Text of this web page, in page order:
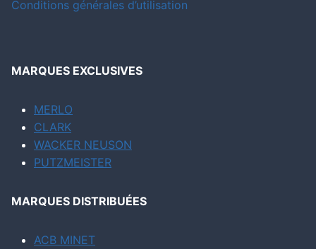
Conditions générales d’utilisation
MARQUES EXCLUSIVES
MERLO
CLARK
WACKER NEUSON
PUTZMEISTER
MARQUES DISTRIBUÉES
ACB MINET